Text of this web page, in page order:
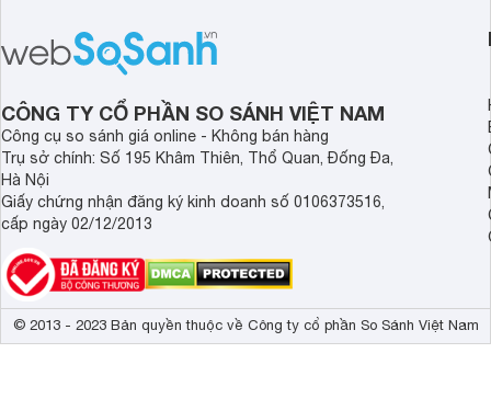
mức giá vô cùng hấp dẫn, biến nó trở
thành một lựa chọn “đáng đồng tiền
bát gạo” trên thị trường.
năng AI hàng đầu,
CÔNG TY CỔ PHẦN SO SÁNH VIỆT NAM
Công cụ so sánh giá online - Không bán hàng
Trụ sở chính: Số 195 Khâm Thiên, Thổ Quan, Đống Đa,
Hà Nội
Giấy chứng nhận đăng ký kinh doanh số 0106373516,
cấp ngày 02/12/2013
© 2013 - 2023 Bản quyền thuộc về Công ty cổ phần So Sánh Việt Nam